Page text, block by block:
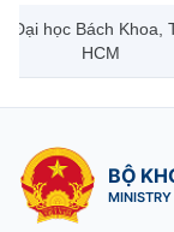
Đại học Bách Khoa,
HCM
BỘ